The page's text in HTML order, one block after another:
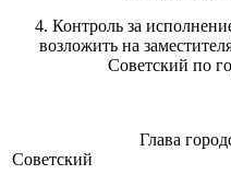
4. Контроль за
возложить на
Советский по
Глава